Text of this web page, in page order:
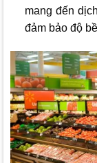
mang đến
đảm bảo độ